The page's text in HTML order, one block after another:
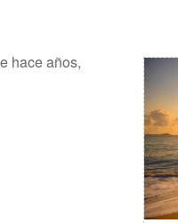
hace años,